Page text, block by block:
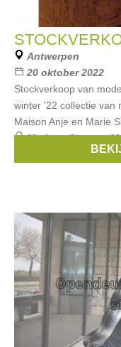
Antwerpen
20 oktober 2022
Stockverkoop van
winter '22 collectie van
Maison Anje en Marie
Merken:Sessun,